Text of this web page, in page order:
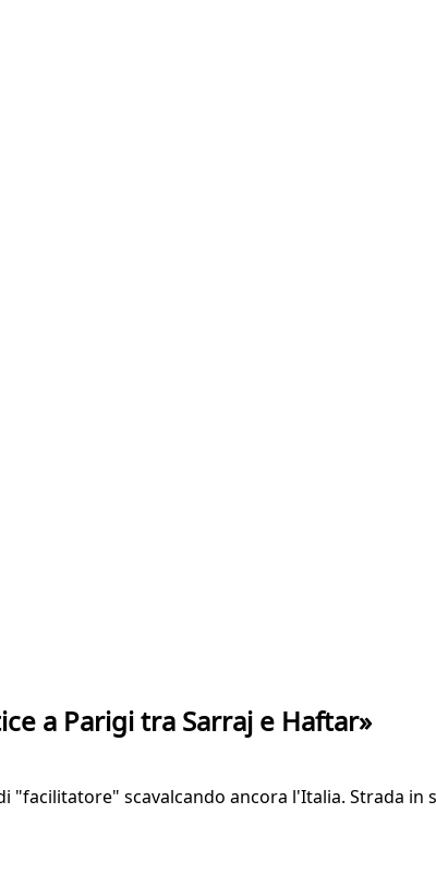
a Parigi tra Sarraj e Haftar»
scavalcando ancora l'Italia. Strada